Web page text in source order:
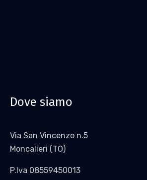
Dove siamo
Via San Vincenzo n.5
Moncalieri (TO)
P.Iva 08559450013